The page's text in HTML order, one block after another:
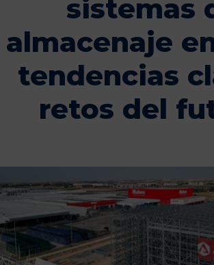
sistemas
almacenaje
tendencias
retos del